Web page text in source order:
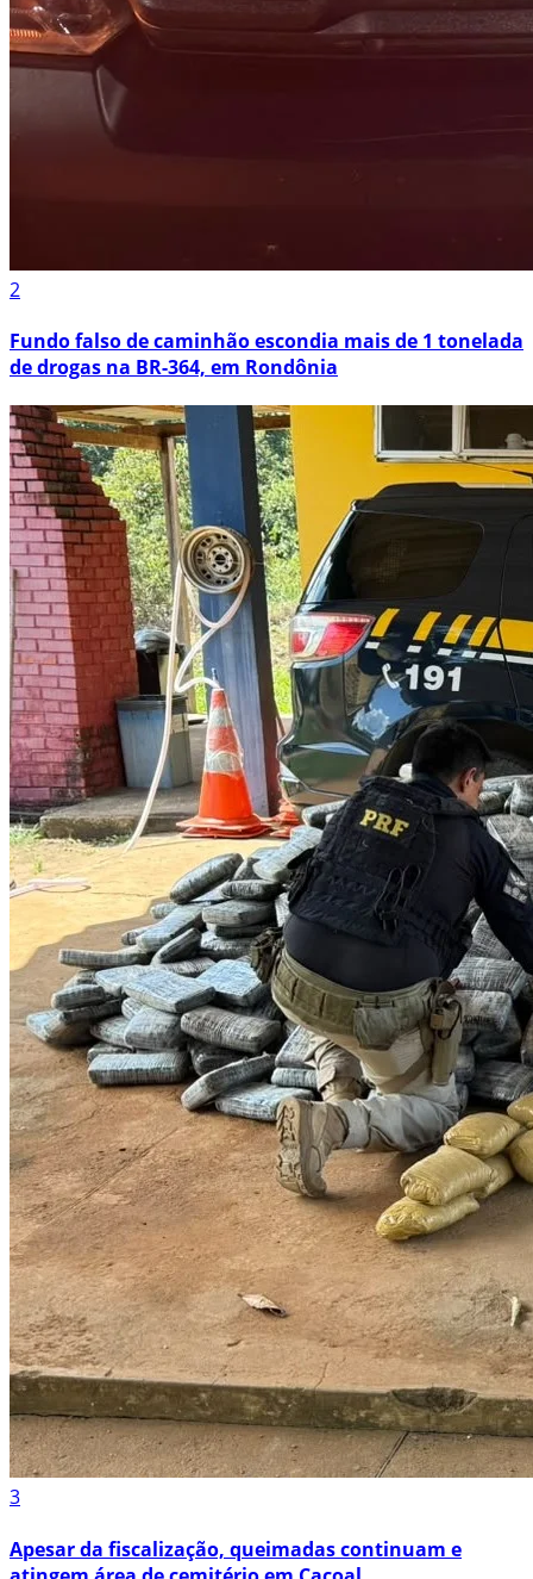
2
Fundo falso de caminhão escondia mais de 1 tonelada
de drogas na BR-364, em Rondônia
3
Apesar da fiscalização, queimadas continuam e